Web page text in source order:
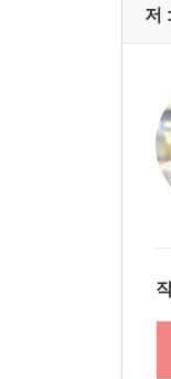
21.
23.
24.
25.
26.
27.
29. "
30. "
저 :